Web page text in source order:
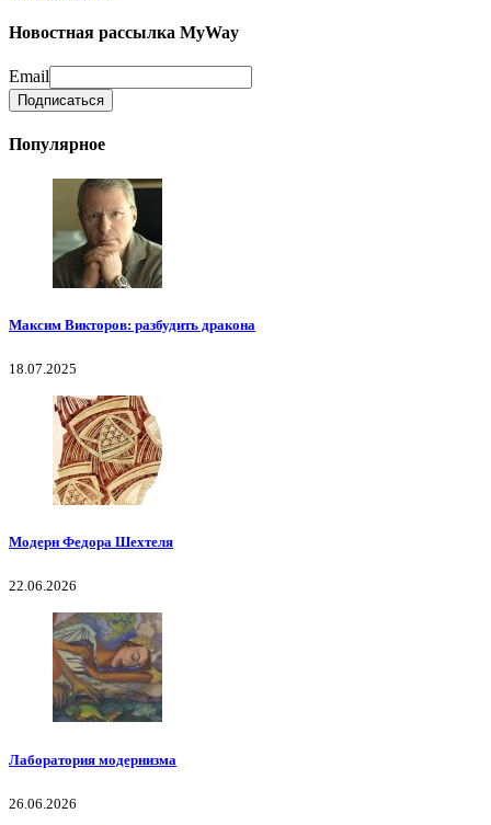
Новостная рассылка MyWay
Email
Популярное
Максим Викторов: разбудить дракона
18.07.2025
Модерн Федора Шехтеля
22.06.2026
Лаборатория модернизма
26.06.2026